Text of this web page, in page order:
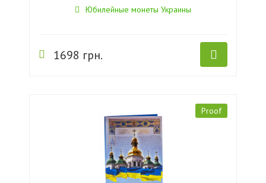
Юбилейные монеты Украины
1698 грн.
Proof